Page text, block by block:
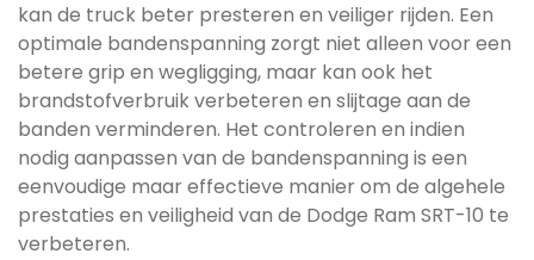
kan de truck beter presteren en veiliger rijden. Een
optimale bandenspanning zorgt niet alleen voor een
betere grip en wegligging, maar kan ook het
brandstofverbruik verbeteren en slijtage aan de
banden verminderen. Het controleren en indien
nodig aanpassen van de bandenspanning is een
eenvoudige maar effectieve manier om de algehele
prestaties en veiligheid van de Dodge Ram SRT-10 te
verbeteren.